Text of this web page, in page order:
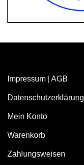
Impressum AGB
Datenschutzerklärung
Mein Konto
Warenkorb
Zahlungsweisen